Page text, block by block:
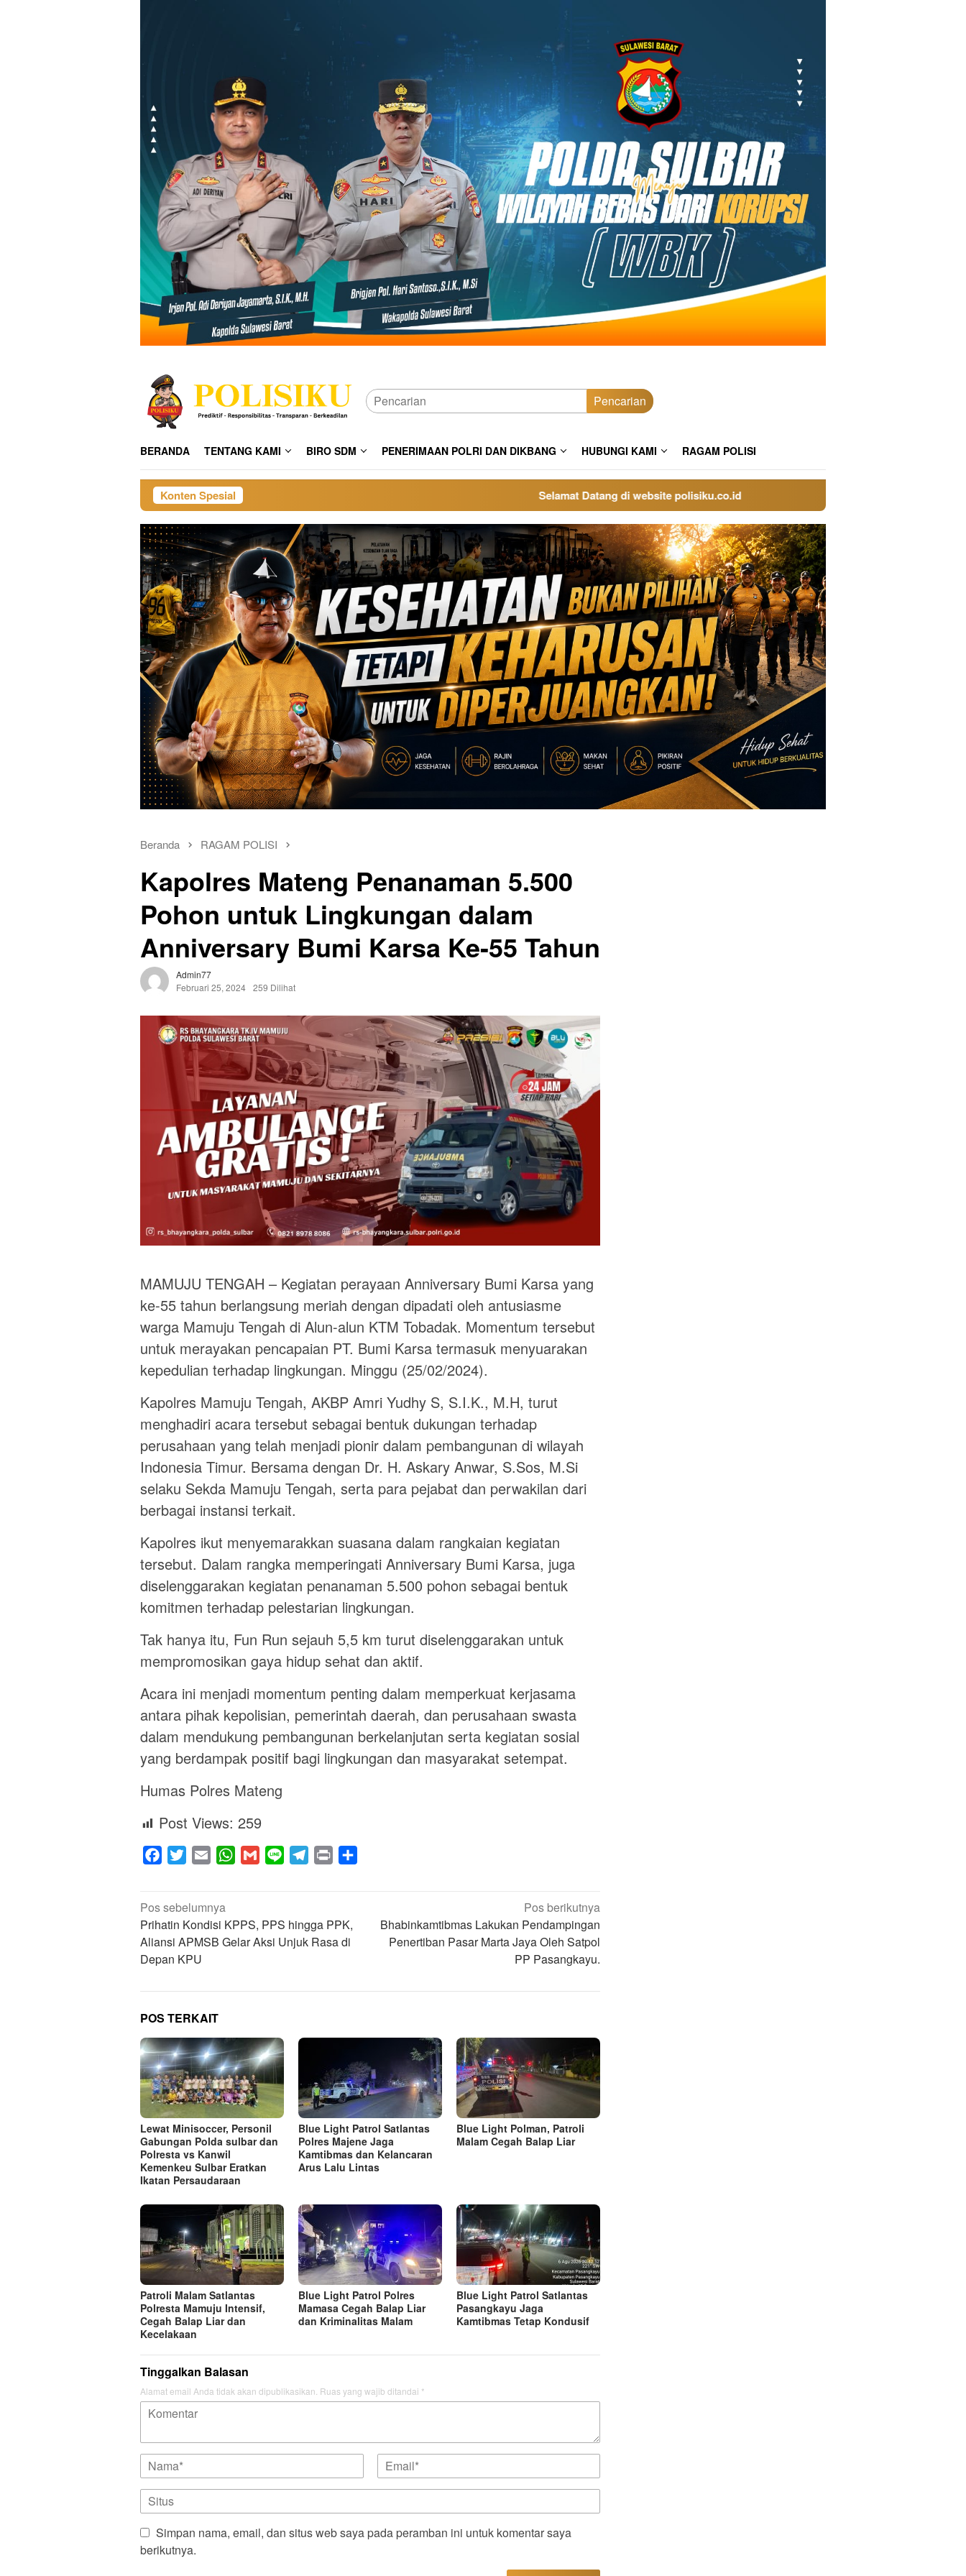
Pencarian
BERANDA TENTANG KAMI BIRO SDM PENERIMAAN POLRI DAN DIKBANG HUBUNGI KAMI RAGAM POLISI
Konten Spesial Selamat Datang di website polisiku.co.id
Beranda RAGAM POLISI
Kapolres Mateng Penanaman 5.500
Pohon untuk Lingkungan dalam
Anniversary Bumi Karsa Ke-55 Tahun
Admin77
Februari 25, 2024 259 Dilihat
MAMUJU TENGAH – Kegiatan perayaan Anniversary Bumi Karsa yang
ke-55 tahun berlangsung meriah dengan dipadati oleh antusiasme
warga Mamuju Tengah di Alun-alun KTM Tobadak. Momentum tersebut
untuk merayakan pencapaian PT. Bumi Karsa termasuk menyuarakan
kepedulian terhadap lingkungan. Minggu (25/02/2024).
Kapolres Mamuju Tengah, AKBP Amri Yudhy S, S.I.K., M.H, turut
menghadiri acara tersebut sebagai bentuk dukungan terhadap
perusahaan yang telah menjadi pionir dalam pembangunan di wilayah
Indonesia Timur. Bersama dengan Dr. H. Askary Anwar, S.Sos, M.Si
selaku Sekda Mamuju Tengah, serta para pejabat dan perwakilan dari
berbagai instansi terkait.
Kapolres ikut menyemarakkan suasana dalam rangkaian kegiatan
tersebut. Dalam rangka memperingati Anniversary Bumi Karsa, juga
diselenggarakan kegiatan penanaman 5.500 pohon sebagai bentuk
komitmen terhadap pelestarian lingkungan.
Tak hanya itu, Fun Run sejauh 5,5 km turut diselenggarakan untuk
mempromosikan gaya hidup sehat dan aktif.
Acara ini menjadi momentum penting dalam memperkuat kerjasama
antara pihak kepolisian, pemerintah daerah, dan perusahaan swasta
dalam mendukung pembangunan berkelanjutan serta kegiatan sosial
yang berdampak positif bagi lingkungan dan masyarakat setempat.
Humas Polres Mateng
Post Views: 259
Facebook
Twitter Email WhatsApp
Gmail Line Telegram
Print
Navigasi
pos
Pos sebelumnya
Prihatin Kondisi KPPS, PPS hingga PPK,
Aliansi APMSB Gelar Aksi Unjuk Rasa di
Depan KPU
Pos berikutnya
Bhabinkamtibmas Lakukan Pendampingan
Penertiban Pasar Marta Jaya Oleh Satpol
PP Pasangkayu.
POS TERKAIT
Lewat Minisoccer, Personil
Gabungan Polda sulbar dan
Polresta vs Kanwil
Kemenkeu Sulbar Eratkan
Ikatan Persaudaraan
Blue Light Patrol Satlantas
Polres Majene Jaga
Kamtibmas dan Kelancaran
Arus Lalu Lintas
Blue Light Polman, Patroli
Malam Cegah Balap Liar
Patroli Malam Satlantas
Polresta Mamuju Intensif,
Cegah Balap Liar dan
Kecelakaan
Blue Light Patrol Polres
Mamasa Cegah Balap Liar
dan Kriminalitas Malam
Blue Light Patrol Satlantas
Pasangkayu Jaga
Kamtibmas Tetap Kondusif
Tinggalkan Balasan
Alamat email Anda tidak akan dipublikasikan. Ruas yang wajib ditandai *
Simpan nama, email, dan situs web saya pada peramban ini untuk komentar saya
berikutnya.